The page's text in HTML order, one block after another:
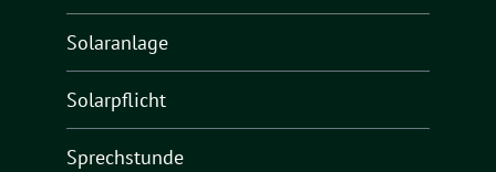
Solaranlage
Solarpflicht
Sprechstunde